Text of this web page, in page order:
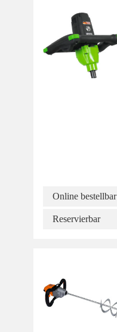
Online bestellbar
Reservierbar